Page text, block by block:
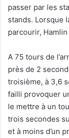
passer par les
stands. Lorsque
parcourir,
A 75 tours de
près de 2
troisième, à 3,6
failli provoquer
le mettre à un
trois secondes
et à moins d’un